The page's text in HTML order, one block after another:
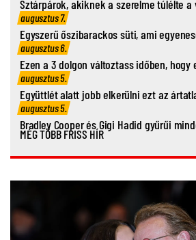
Sztárpárok, akiknek a szerelme túlélte a
augusztus 7.
Egyszerű őszibarackos süti, ami
augusztus 6.
Ezen a 3 dolgon változtass időben,
augusztus 5.
Együttlét alatt jobb elkerülni ezt az
augusztus 5.
Bradley Cooper és Gigi Hadid gyűrűi
MÉG TÖBB FRISS HÍR